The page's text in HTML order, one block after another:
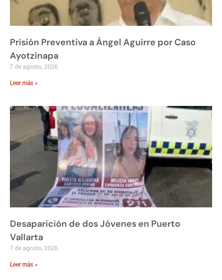
Prisión Preventiva a Ángel Aguirre por Caso
Ayotzinapa
7 de agosto, 2026
Leer más »
Desaparición de dos Jóvenes en Puerto
Vallarta
7 de agosto, 2026
Leer más »